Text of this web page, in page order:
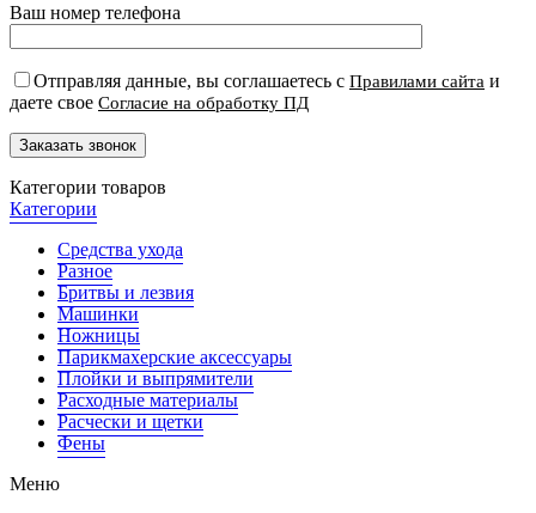
Ваш номер телефона
Отправляя данные, вы соглашаетесь с Правилами сайта и
даете свое Согласие на обработку ПД
Категории товаров
Категории
Средства ухода
Разное
Бритвы и лезвия
Машинки
Ножницы
Парикмахерские аксессуары
Плойки и выпрямители
Расходные материалы
Расчески и щетки
Фены
Меню